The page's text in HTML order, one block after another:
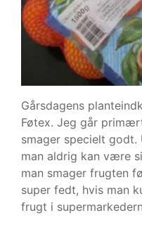
Gårsdagens
Føtex. Jeg går
smager specielt
man aldrig kan være
man smager frugten
super fedt, hvis man
frugt i